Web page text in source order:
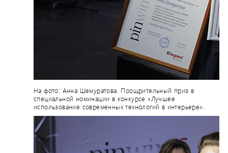
На фото: Анна Шемуратова. Поощрительный приз в
специальной номинации в конкурсе «Лучшее
использование современных технологий в интерьере».